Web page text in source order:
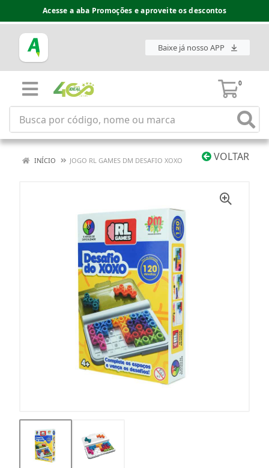
Acesse a aba Promoções e aproveite os descontos
Baixe já nosso APP
0
VOLTAR
INÍCIO JOGO RL GAMES DM DESAFIO XOXO